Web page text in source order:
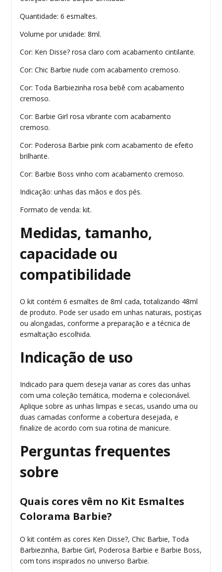
Quantidade: 6 esmaltes.
Volume por unidade: 8ml.
Cor: Ken Disse? rosa claro com acabamento cintilante.
Cor: Chic Barbie nude com acabamento cremoso.
Cor: Toda Barbiezinha rosa bebê com acabamento
cremoso.
Cor: Barbie Girl rosa vibrante com acabamento
cremoso.
Cor: Poderosa Barbie pink com acabamento de efeito
brilhante.
Cor: Barbie Boss vinho com acabamento cremoso.
Indicação: unhas das mãos e dos pés.
Formato de venda: kit.
Medidas, tamanho,
capacidade ou
compatibilidade
O kit contém 6 esmaltes de 8ml cada, totalizando 48ml
de produto. Pode ser usado em unhas naturais, postiças
ou alongadas, conforme a preparação e a técnica de
esmaltação escolhida.
Indicação de uso
Indicado para quem deseja variar as cores das unhas
com uma coleção temática, moderna e colecionável.
Aplique sobre as unhas limpas e secas, usando uma ou
duas camadas conforme a cobertura desejada, e
finalize de acordo com sua rotina de manicure.
Perguntas frequentes
sobre
Quais cores vêm no Kit Esmaltes
Colorama Barbie?
O kit contém as cores Ken Disse?, Chic Barbie, Toda
Barbiezinha, Barbie Girl, Poderosa Barbie e Barbie Boss,
com tons inspirados no universo Barbie.